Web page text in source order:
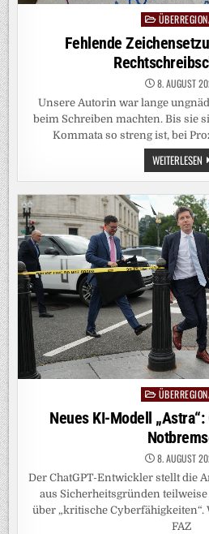
Posted
in
Fehlende
8. AUGUST
Unsere Autorin war lange
beim Schreiben machten. Bis sie
Kommata so streng ist, bei
WEITERLESEN
Posted
in
Neues KI-Modell
8. AUGUST
Der ChatGPT-Entwickler stellt die
aus Sicherheitsgründen teilweise
über „kritische Cyberfähigkeiten“.
FAZ